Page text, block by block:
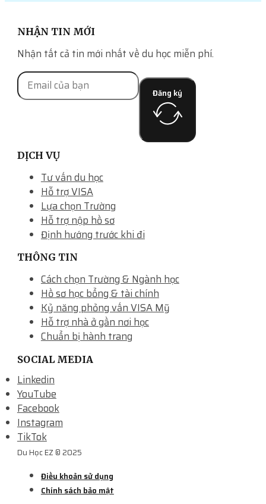
NHẬN TIN MỚI
Nhận tất cả tin mới nhất về du học miễn phí.
Đăng ký
DỊCH VỤ
Tư vấn du học
Hỗ trợ VISA
Lựa chọn Trường
Hỗ trợ nộp hồ sơ
Định hướng trước khi đi
THÔNG TIN
Cách chọn Trường & Ngành học
Hồ sơ học bổng & tài chính
Kỷ năng phỏng vấn VISA Mỹ
Hỗ trợ nhà ở gần nơi học
Chuẩn bị hành trang
SOCIAL MEDIA
Linkedin
YouTube
Facebook
Instagram
TikTok
Du Học EZ © 2025
Điều khoản sử dụng
Chính sách bảo mật